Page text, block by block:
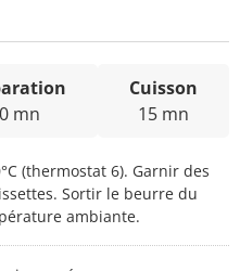
mn
Cuisson
15 mn
(thermostat 6). Garnir des
Sortir le beurre du
ambiante.